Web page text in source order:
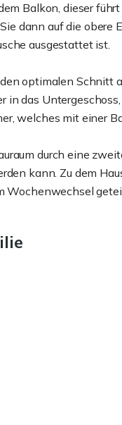
Balkon, dieser
dann auf die obere
ausgestattet ist.
optimalen Schnitt
in das
welches mit einer
durch eine
kann. Zu dem